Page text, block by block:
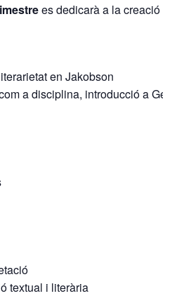
Terrassa
es dedicarà a la creació
en Jakobson
a disciplina, introducció a
textual i literària